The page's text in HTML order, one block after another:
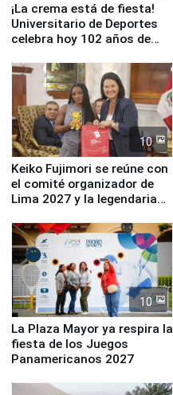
¡La crema está de fiesta!
Universitario de Deportes
celebra hoy 102 años de
10
Keiko Fujimori se reúne con
el comité organizador de
Lima 2027 y la legendaria
10
La Plaza Mayor ya respira la
fiesta de los Juegos
Panamericanos 2027